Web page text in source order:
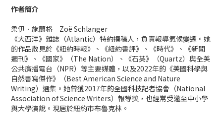
作者簡介
柔伊．施蘭格 Zoë Schlanger
《大西洋》雜誌（Atlantic）特約撰稿人，負責報導氣候變遷。她
的作品散見於《紐約時報》、《紐約書評》、《時代》、《新聞
週刊》、《國家》（The Nation）、《石英》（Quartz）與全美
公共廣播電台（NPR）等主要媒體，以及2022年的《美國科學與
自然書寫傑作》（Best American Science and Nature
Writing）選集。她曾獲2017年的全國科技記者協會（National
Association of Science Writers）報導獎，也經常受邀至中小學
與大學演說。現居於紐約市布魯克林。